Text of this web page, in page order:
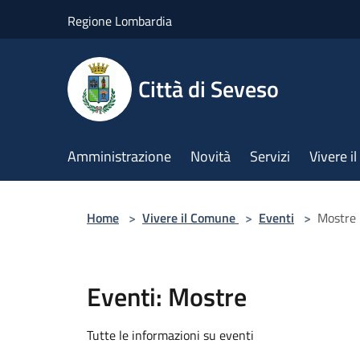
Regione Lombardia
Città di Seveso
Amministrazione Novità Servizi Vivere
Home > Vivere il Comune > Eventi > Mostre
Eventi: Mostre
Tutte le informazioni su eventi